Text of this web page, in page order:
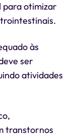
para otimizar
às
ser
atividades
transtornos